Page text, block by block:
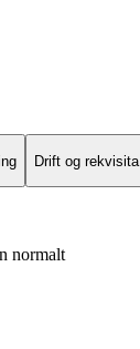
Drift og rekvisita
normalt